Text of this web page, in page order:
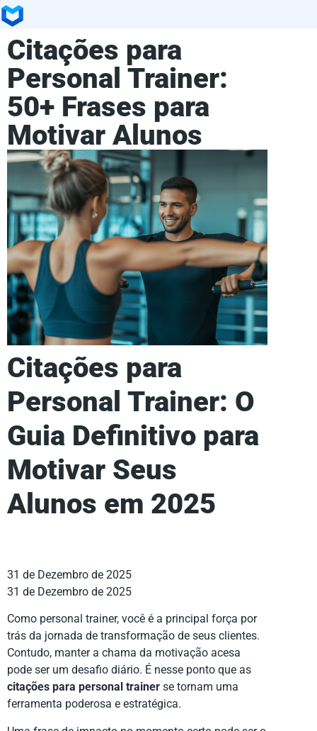
Citações para
Personal Trainer:
50+ Frases para
Motivar Alunos
Citações para
Personal Trainer: O
Guia Definitivo para
Motivar Seus
Alunos em 2025
31 de Dezembro de 2025
31 de Dezembro de 2025
Como personal trainer, você é a principal força por
trás da jornada de transformação de seus clientes.
Contudo, manter a chama da motivação acesa
pode ser um desafio diário. É nesse ponto que as
citações para personal trainer se tornam uma
ferramenta poderosa e estratégica.